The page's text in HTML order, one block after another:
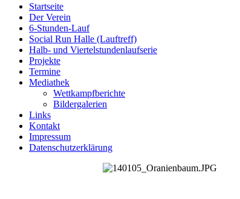
Startseite
Der Verein
6-Stunden-Lauf
Social Run Halle (Lauftreff)
Halb- und Viertelstundenlaufserie
Projekte
Termine
Mediathek
Wettkampfberichte
Bildergalerien
Links
Kontakt
Impressum
Datenschutzerklärung